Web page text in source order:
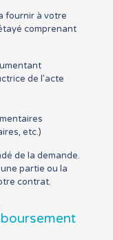
fournir à votre
comprenant
de l’acte
etc.)
de la demande.
partie ou la
contrat.